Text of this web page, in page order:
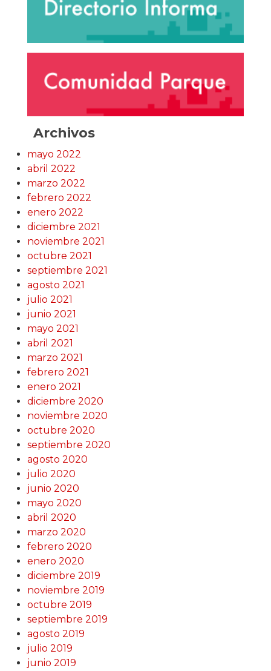
Archivos
mayo 2022
abril 2022
marzo 2022
febrero 2022
enero 2022
diciembre 2021
noviembre 2021
octubre 2021
septiembre 2021
agosto 2021
julio 2021
junio 2021
mayo 2021
abril 2021
marzo 2021
febrero 2021
enero 2021
diciembre 2020
noviembre 2020
octubre 2020
septiembre 2020
agosto 2020
julio 2020
junio 2020
mayo 2020
abril 2020
marzo 2020
febrero 2020
enero 2020
diciembre 2019
noviembre 2019
octubre 2019
septiembre 2019
agosto 2019
julio 2019
junio 2019